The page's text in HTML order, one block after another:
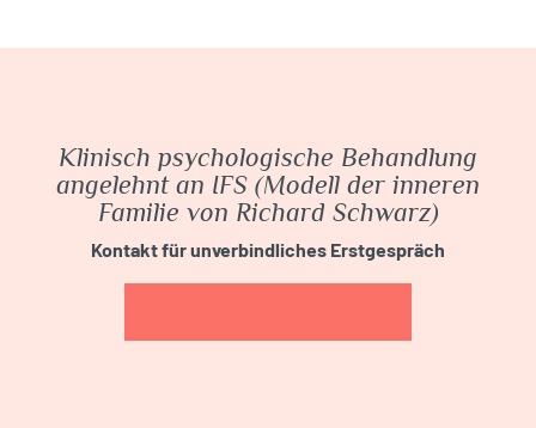
Klinisch psychologische Behandlung
angelehnt an IFS (Modell der inneren
Familie von Richard Schwarz)
Kontakt für unverbindliches Erstgespräch